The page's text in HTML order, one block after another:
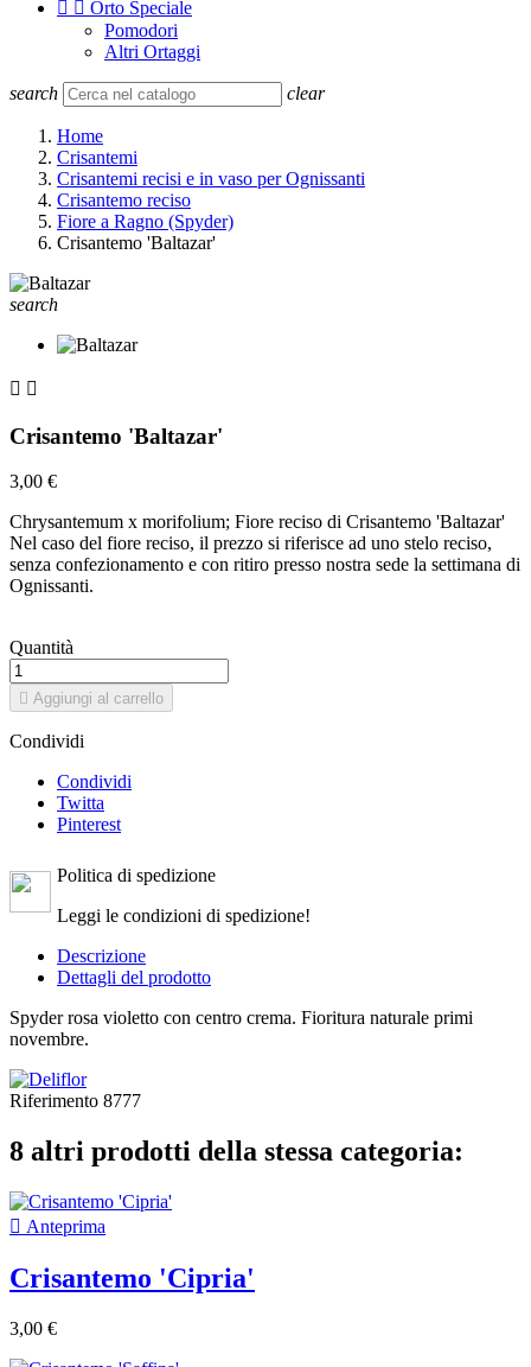
  Orto Speciale
Pomodori
Altri Ortaggi
search clear
Home
Crisantemi
Crisantemi recisi e in vaso per Ognissanti
Crisantemo reciso
Fiore a Ragno (Spyder)
Crisantemo 'Baltazar'
search
 
Crisantemo 'Baltazar'
3,00 €
Chrysantemum x morifolium; Fiore reciso di Crisantemo 'Baltazar'
Nel caso del fiore reciso, il prezzo si riferisce ad uno stelo reciso,
senza confezionamento e con ritiro presso nostra sede la settimana di
Ognissanti.
Quantità
 Aggiungi al carrello
Condividi
Condividi
Twitta
Pinterest
Politica di spedizione
Leggi le condizioni di spedizione!
Descrizione
Dettagli del prodotto
Spyder rosa violetto con centro crema. Fioritura naturale primi
novembre.
Riferimento 8777
8 altri prodotti della stessa categoria:
 Anteprima
Crisantemo 'Cipria'
3,00 €